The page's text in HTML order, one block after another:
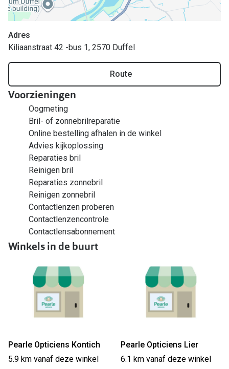
Alles over brillen
Adres
Kiliaanstraat 42 -bus 1, 2570 Duffel
Route
Voorzieningen
Oogmeting
Bril- of zonnebrilreparatie
Online bestelling afhalen in de winkel
Advies kijkoplossing
Reparaties bril
Reinigen bril
Reparaties zonnebril
Reinigen zonnebril
Contactlenzen proberen
Contactlenzencontrole
Contactlensabonnement
Winkels in de buurt
Pearle Opticiens Kontich
5.9 km vanaf deze winkel
Pearle Opticiens Lier
6.1 km vanaf deze winkel